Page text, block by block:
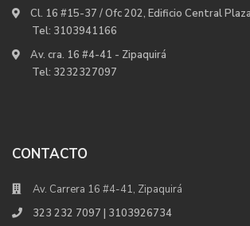
Cl. 16 #15-37 / Ofc 202, Edificio Central
Tel: 3103941166
Av. cra. 16 #4-41 - Zipaquirá
Tel: 3232327097
CONTACTO
Av. Carrera 16 #4-41, Zipaquirá
323 232 7097 | 3103926734